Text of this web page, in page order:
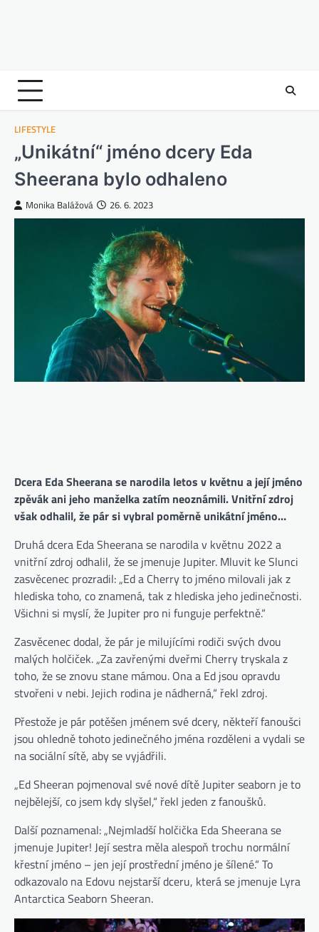
LIFESTYLE
„Unikátní“ jméno dcery Eda
Sheerana bylo odhaleno
Monika Balážová 26. 6. 2023
Dcera Eda Sheerana se narodila letos v květnu a její jméno
zpěvák ani jeho manželka zatím neoznámili. Vnitřní zdroj
však odhalil, že pár si vybral poměrně unikátní jméno…
Druhá dcera Eda Sheerana se narodila v květnu 2022 a
vnitřní zdroj odhalil, že se jmenuje Jupiter. Mluvit ke Slunci
zasvěcenec prozradil: „Ed a Cherry to jméno milovali jak z
hlediska toho, co znamená, tak z hlediska jeho jedinečnosti.
Všichni si myslí, že Jupiter pro ni funguje perfektně.“
Zasvěcenec dodal, že pár je milujícími rodiči svých dvou
malých holčiček. „Za zavřenými dveřmi Cherry tryskala z
toho, že se znovu stane mámou. Ona a Ed jsou opravdu
stvořeni v nebi. Jejich rodina je nádherná,“ řekl zdroj.
Přestože je pár potěšen jménem své dcery, někteří fanoušci
jsou ohledně tohoto jedinečného jména rozděleni a vydali se
na sociální sítě, aby se vyjádřili.
„Ed Sheeran pojmenoval své nové dítě Jupiter seaborn je to
nejbělejší, co jsem kdy slyšel,“ řekl jeden z fanoušků.
Další poznamenal: „Nejmladší holčička Eda Sheerana se
jmenuje Jupiter! Její sestra měla alespoň trochu normální
křestní jméno – jen její prostřední jméno je šílené.“ To
odkazovalo na Edovu nejstarší dceru, která se jmenuje Lyra
Antarctica Seaborn Sheeran.